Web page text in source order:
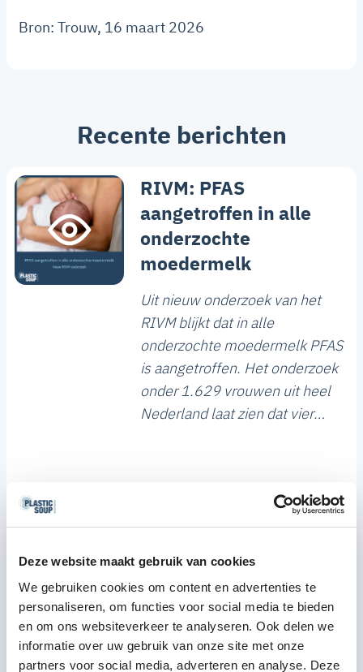
Deze website maakt gebruik van cookies
We gebruiken cookies om content en advertenties te
personaliseren, om functies voor social media te bieden
en om ons websiteverkeer te analyseren. Ook delen we
informatie over uw gebruik van onze site met onze
partners voor social media, adverteren en analyse. Deze
Bron: Trouw, 16 maart 2026
Recente berichten
RIVM: PFAS
aangetroffen in alle
onderzochte
moedermelk
Uit nieuw onderzoek van het
RIVM blijkt dat in alle
onderzochte moedermelk PFAS
is aangetroffen. Het onderzoek
onder 1.629 vrouwen uit heel
Nederland laat zien dat vier
ligt de hoeveelheid bovendien
boven de gezondheidskundige